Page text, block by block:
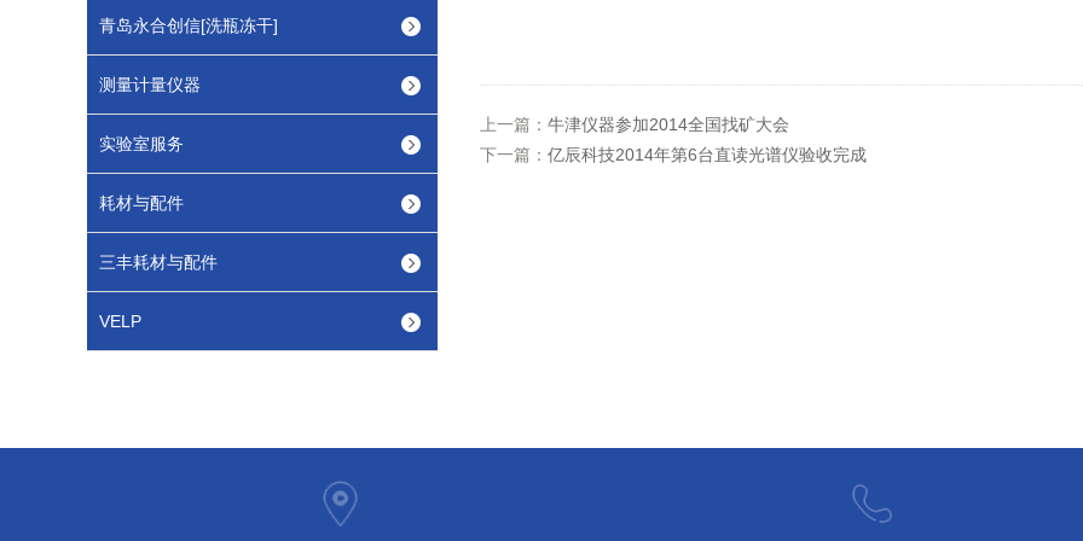
青岛永合创信[洗瓶冻干]
测量计量仪器
实验室服务
耗材与配件
三丰耗材与配件
VELP
上一篇： 牛津仪器参加2014全国找矿大会
下一篇： 亿辰科技2014年第6台直读光谱仪验收完成